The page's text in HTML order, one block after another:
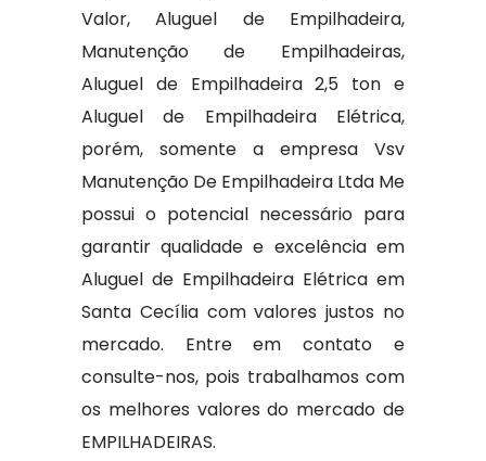
Valor, Aluguel de Empilhadeira,
Manutenção de Empilhadeiras,
Aluguel de Empilhadeira 2,5 ton e
Aluguel de Empilhadeira Elétrica,
porém, somente a empresa Vsv
Manutenção De Empilhadeira Ltda Me
possui o potencial necessário para
garantir qualidade e excelência em
Aluguel de Empilhadeira Elétrica em
Santa Cecília com valores justos no
mercado. Entre em contato e
consulte-nos, pois trabalhamos com
os melhores valores do mercado de
EMPILHADEIRAS.